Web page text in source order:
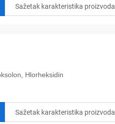
Sažetak karakteristika proizvoda
Hlorheksidin
Sažetak karakteristika proizvoda